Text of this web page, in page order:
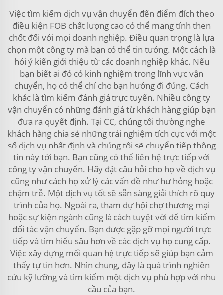
Việc tìm kiếm dịch vụ vận chuyển đến điểm đích theo
điều kiện FOB chất lượng cao có thể mang tính then
chốt đối với mọi doanh nghiệp. Điều quan trọng là lựa
chọn một công ty mà bạn có thể tin tưởng. Một cách là
hỏi ý kiến giới thiệu từ các doanh nghiệp khác. Nếu
bạn biết ai đó có kinh nghiệm trong lĩnh vực vận
chuyển, họ có thể chỉ cho bạn hướng đi đúng. Cách
khác là tìm kiếm đánh giá trực tuyến. Nhiều công ty
vận chuyển có những đánh giá từ khách hàng giúp bạn
đưa ra quyết định. Tại CC, chúng tôi thường nghe
khách hàng chia sẻ những trải nghiệm tích cực với một
số dịch vụ nhất định và chúng tôi sẽ chuyển tiếp thông
tin này tới bạn. Bạn cũng có thể liên hệ trực tiếp với
công ty vận chuyển. Hãy đặt câu hỏi cho họ về dịch vụ
cũng như cách họ xử lý các vấn đề như hư hỏng hoặc
chậm trễ. Một dịch vụ tốt sẽ sẵn sàng giải thích rõ quy
trình của họ. Ngoài ra, tham dự hội chợ thương mại
hoặc sự kiện ngành cũng là cách tuyệt vời để tìm kiếm
đối tác vận chuyển. Bạn được gặp gỡ mọi người trực
tiếp và tìm hiểu sâu hơn về các dịch vụ họ cung cấp.
Việc xây dựng mối quan hệ trực tiếp sẽ giúp bạn cảm
thấy tự tin hơn. Nhìn chung, đây là quá trình nghiên
cứu kỹ lưỡng và tìm kiếm một dịch vụ phù hợp với nhu
cầu của bạn.